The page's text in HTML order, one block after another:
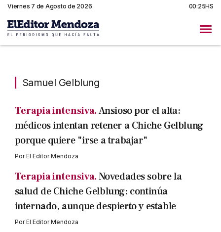
Viernes 7 de Agosto de 2026 00:25HS
Samuel Gelblung
Terapia intensiva.Ansioso por el alta:
médicos intentan retener a Chiche Gelblung
porque quiere "irse a trabajar"
PorEl Editor Mendoza
Terapia intensiva.Novedades sobre la
salud de Chiche Gelblung: continúa
internado, aunque despierto y estable
PorEl Editor Mendoza